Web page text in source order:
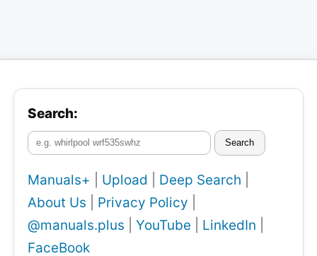
Search:
Search
Manuals+ Upload Deep Search
About Us
Privacy Policy
@manuals.plus
YouTube LinkedIn
FaceBook